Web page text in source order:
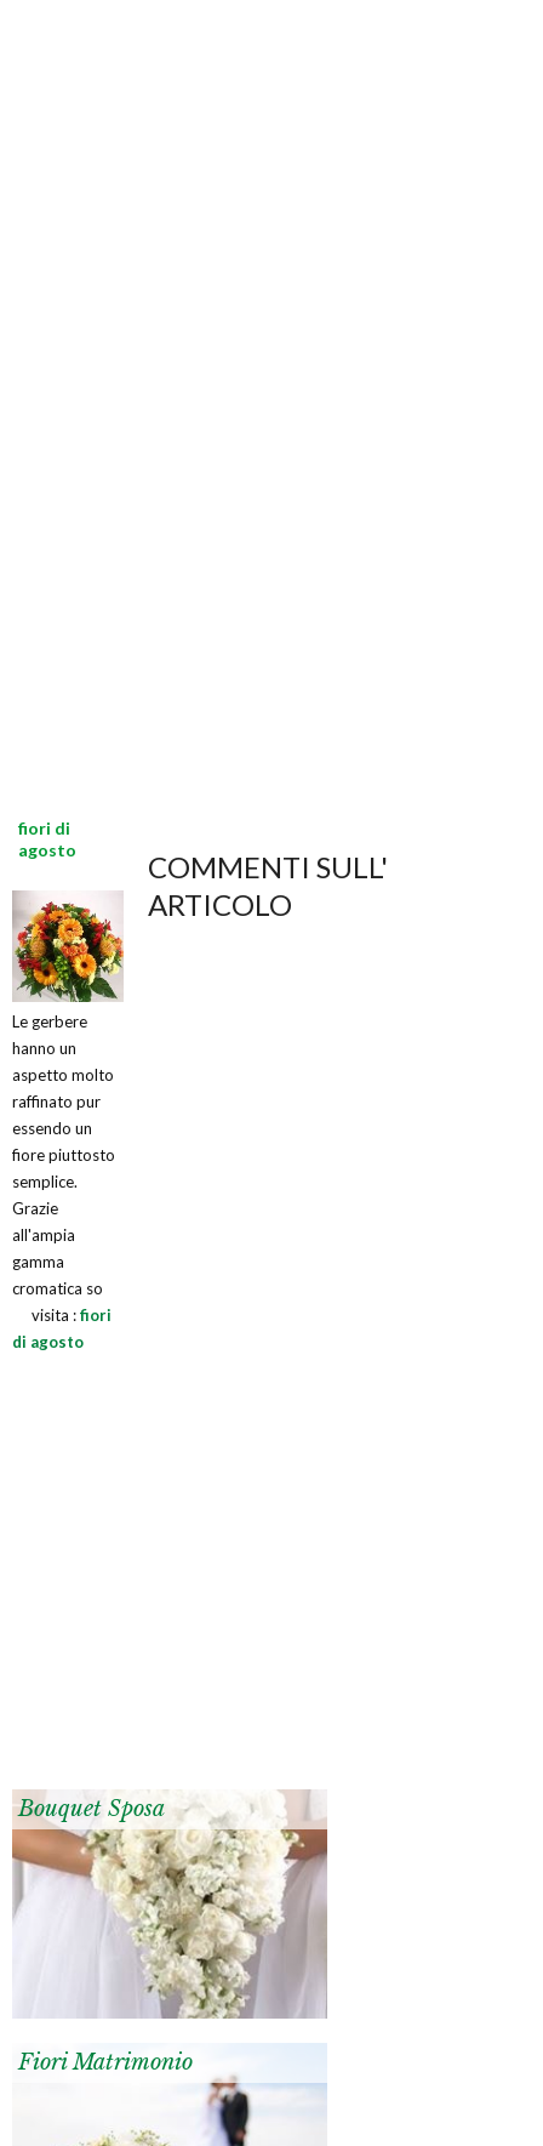
fiori di
agosto
Le gerbere
hanno un
aspetto molto
raffinato pur
essendo un
fiore piuttosto
semplice.
Grazie
all'ampia
gamma
cromatica so
visita :fiori
di agosto
COMMENTI SULL'
ARTICOLO
Bouquet Sposa
Fiori Matrimonio